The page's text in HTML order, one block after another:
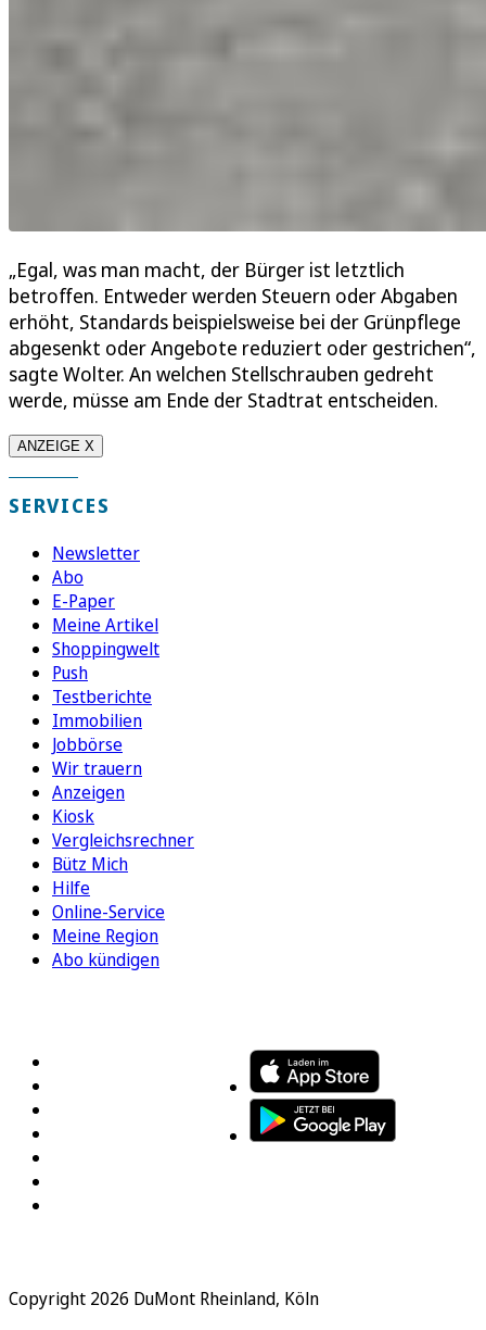
„Egal, was man macht, der Bürger ist letztlich
betroffen. Entweder werden Steuern oder Abgaben
erhöht, Standards beispielsweise bei der Grünpflege
abgesenkt oder Angebote reduziert oder gestrichen“,
sagte Wolter. An welchen Stellschrauben gedreht
werde, müsse am Ende der Stadtrat entscheiden.
ANZEIGE X
SERVICES
Newsletter
Abo
E-Paper
Meine Artikel
Shoppingwelt
Push
Testberichte
Immobilien
Jobbörse
Wir trauern
Anzeigen
Kiosk
Vergleichsrechner
Bütz Mich
Hilfe
Online-Service
Meine Region
Abo kündigen
Copyright 2026 DuMont Rheinland, Köln